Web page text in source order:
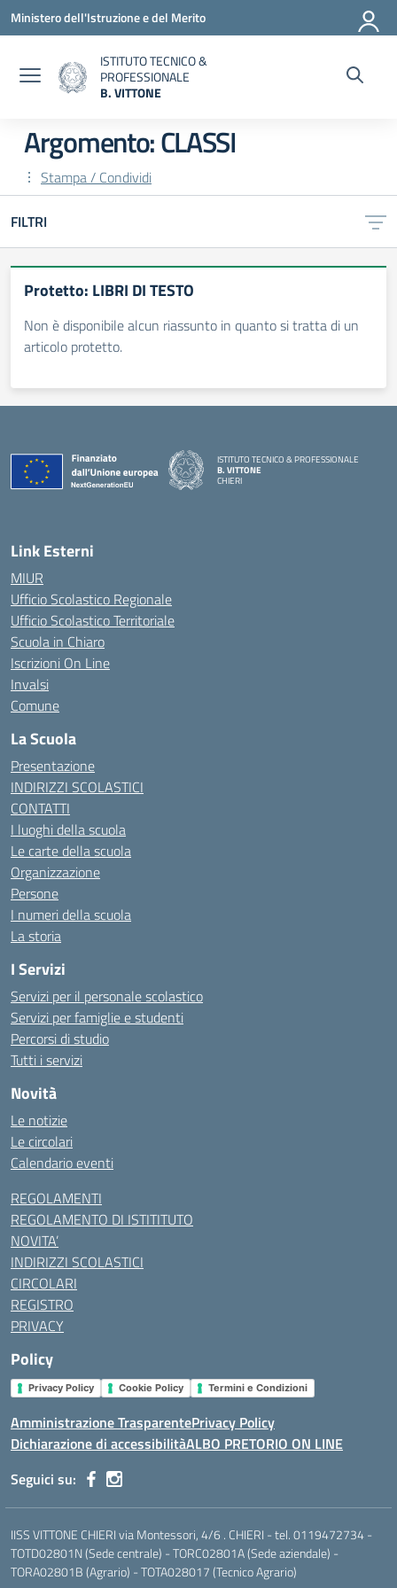
Vai ai contenuti
Vai al menu di navigazione
Vai al footer
Ministero dell'Istruzione e del Merito
ISTITUTO TECNICO &
PROFESSIONALE
B. VITTONE
Argomento: CLASSI
Stampa / Condividi
FILTRI
Protetto: LIBRI DI TESTO
Non è disponibile alcun riassunto in quanto si tratta di un
articolo protetto.
ISTITUTO TECNICO & PROFESSIONALE
B. VITTONE
CHIERI
Link Esterni
MIUR
Ufficio Scolastico Regionale
Ufficio Scolastico Territoriale
Scuola in Chiaro
Iscrizioni On Line
Invalsi
Comune
La Scuola
Presentazione
INDIRIZZI SCOLASTICI
CONTATTI
I luoghi della scuola
Le carte della scuola
Organizzazione
Persone
I numeri della scuola
La storia
I Servizi
Servizi per il personale scolastico
Servizi per famiglie e studenti
Percorsi di studio
Tutti i servizi
Novità
Le notizie
Le circolari
Calendario eventi
REGOLAMENTI
REGOLAMENTO DI ISTITITUTO
NOVITA’
INDIRIZZI SCOLASTICI
CIRCOLARI
REGISTRO
PRIVACY
Policy
Privacy Policy Cookie Policy Termini e Condizioni
Amministrazione TrasparentePrivacy Policy
Dichiarazione di accessibilitàALBO PRETORIO ON LINE
Seguici su:
IISS VITTONE CHIERI via Montessori, 4/6 . CHIERI - tel. 0119472734 -
TOTD02801N (Sede centrale) - TORC02801A (Sede aziendale) -
TORA02801B (Agrario) - TOTA028017 (Tecnico Agrario)